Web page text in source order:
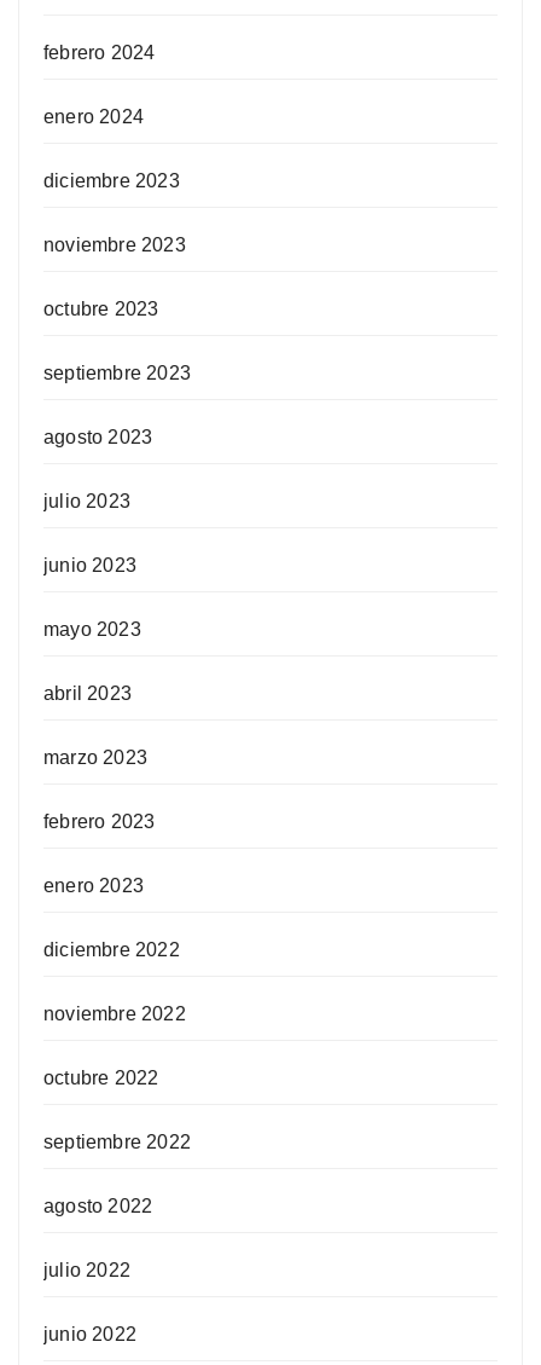
febrero 2024
enero 2024
diciembre 2023
noviembre 2023
octubre 2023
septiembre 2023
agosto 2023
julio 2023
junio 2023
mayo 2023
abril 2023
marzo 2023
febrero 2023
enero 2023
diciembre 2022
noviembre 2022
octubre 2022
septiembre 2022
agosto 2022
julio 2022
junio 2022